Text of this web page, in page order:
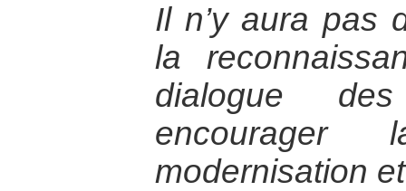
Il n’y aura pas
la
dialogue
modernisation